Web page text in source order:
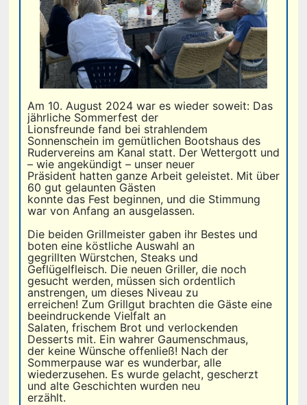
Am 10. August 2024 war es wieder soweit: Das
jährliche Sommerfest der
Lionsfreunde fand bei strahlendem
Sonnenschein im gemütlichen Bootshaus des
Rudervereins am Kanal statt. Der Wettergott und
– wie angekündigt – unser neuer
Präsident hatten ganze Arbeit geleistet. Mit über
60 gut gelaunten Gästen
konnte das Fest beginnen, und die Stimmung
war von Anfang an ausgelassen.
Die beiden Grillmeister gaben ihr Bestes und
boten eine köstliche Auswahl an
gegrillten Würstchen, Steaks und
Geflügelfleisch. Die neuen Griller, die noch
gesucht werden, müssen sich ordentlich
anstrengen, um dieses Niveau zu
erreichen! Zum Grillgut brachten die Gäste eine
beeindruckende Vielfalt an
Salaten, frischem Brot und verlockenden
Desserts mit. Ein wahrer Gaumenschmaus,
der keine Wünsche offenließ! Nach der
Sommerpause war es wunderbar, alle
wiederzusehen. Es wurde gelacht, gescherzt
und alte Geschichten wurden neu
erzählt.